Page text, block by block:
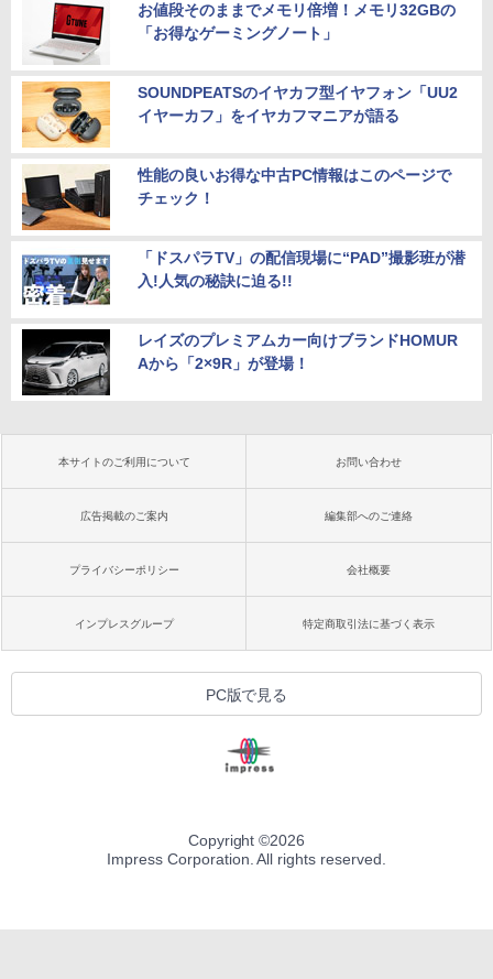
お値段そのままでメモリ倍増！メモリ32GBの
「お得なゲーミングノート」
SOUNDPEATSのイヤカフ型イヤフォン「UU2
イヤーカフ」をイヤカフマニアが語る
性能の良いお得な中古PC情報はこのページで
チェック！
「ドスパラTV」の配信現場に“PAD”撮影班が潜
入!人気の秘訣に迫る!!
レイズのプレミアムカー向けブランドHOMUR
Aから「2×9R」が登場！
本サイトのご利用について お問い合わせ
広告掲載のご案内 編集部へのご連絡
プライバシーポリシー 会社概要
インプレスグループ 特定商取引法に基づく表示
PC版で見る
Copyright ©2026
Impress Corporation. All rights reserved.